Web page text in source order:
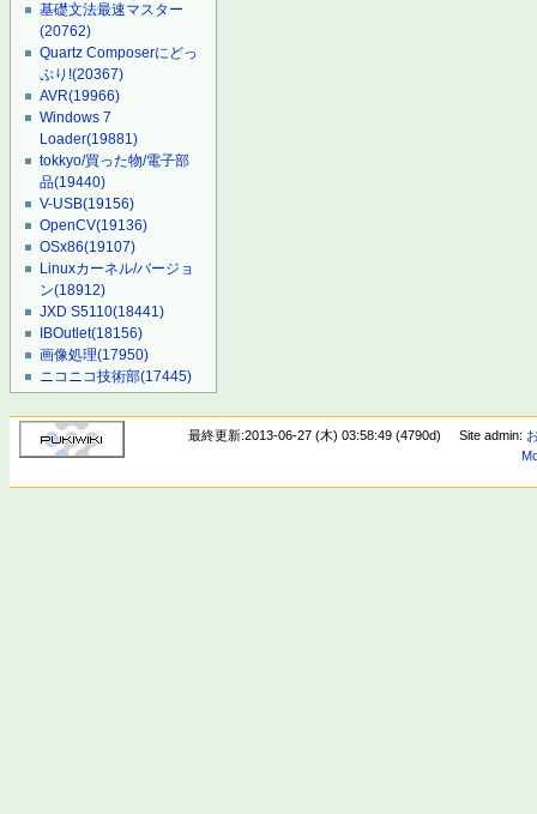
基礎文法最速マスター
(20762)
Quartz Composerにどっ
ぷり!(20367)
AVR(19966)
Windows 7
Loader(19881)
tokkyo/買った物/電子部
品(19440)
V-USB(19156)
OpenCV(19136)
OSx86(19107)
Linuxカーネル/バージョ
ン(18912)
JXD S5110(18441)
IBOutlet(18156)
画像処理(17950)
ニコニコ技術部(17445)
最終更新:2013-06-27 (木) 03:58:49 (4790d) Site admin: